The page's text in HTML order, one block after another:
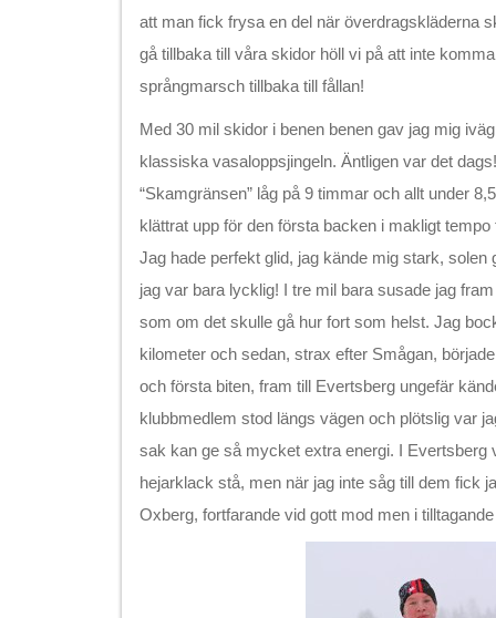
att man fick frysa en del när överdragskläderna
gå tillbaka till våra skidor höll vi på att inte
språngmarsch tillbaka till fållan!
Med 30 mil skidor i benen benen gav jag mig
klassiska vasaloppsjingeln. Äntligen var det
“Skamgränsen” låg på 9 timmar och allt under
klättrat upp för den första backen i makligt
Jag hade perfekt glid, jag kände mig stark, solen
jag var bara lycklig! I tre mil bara susade jag
som om det skulle gå hur fort som helst. Jag
kilometer och sedan, strax efter Smågan,
och första biten, fram till Evertsberg ungefär
klubbmedlem stod längs vägen och plötslig var
sak kan ge så mycket extra energi. I Evertsberg
hejarklack stå, men när jag inte såg till dem fick
Oxberg, fortfarande vid gott mod men i